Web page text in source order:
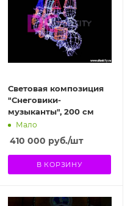
Световая композиция
"Снеговики-
музыканты", 200 см
Мало
410 000 руб./шт
В КОРЗИНУ